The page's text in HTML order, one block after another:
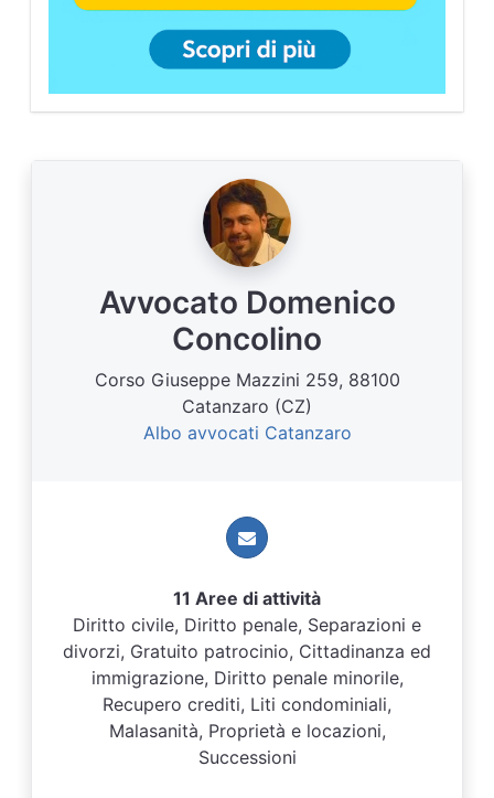
Avvocato Domenico
Concolino
Corso Giuseppe Mazzini 259, 88100
Catanzaro (CZ)
Albo avvocati Catanzaro
11 Aree di attività
Diritto civile, Diritto penale, Separazioni e
divorzi, Gratuito patrocinio, Cittadinanza ed
immigrazione, Diritto penale minorile,
Recupero crediti, Liti condominiali,
Malasanità, Proprietà e locazioni,
Successioni